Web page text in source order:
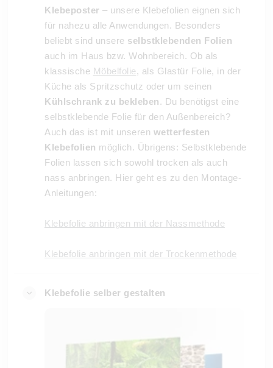
Klebeposter – unsere Klebefolien eignen sich
für nahezu alle Anwendungen. Besonders
beliebt sind unsere selbstklebenden Folien
auch im Haus bzw. Wohnbereich. Ob als
klassische Möbelfolie, als Glastür Folie, in der
Küche als Spritzschutz oder um seinen
Kühlschrank zu bekleben. Du benötigst eine
selbstklebende Folie für den Außenbereich?
Auch das ist mit unseren wetterfesten
Klebefolien möglich. Übrigens: Selbstklebende
Folien lassen sich sowohl trocken als auch
nass anbringen. Hier geht es zu den Montage-
Anleitungen:
Klebefolie anbringen mit der Nassmethode
Klebefolie anbringen mit der Trockenmethode
Klebefolie selber gestalten